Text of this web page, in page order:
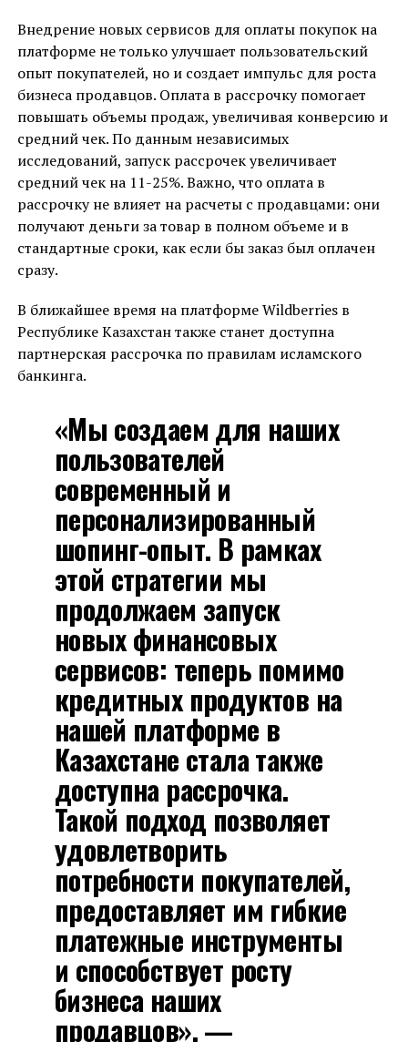
Внедрение новых сервисов для оплаты покупок на
платформе не только улучшает пользовательский
опыт покупателей, но и создает импульс для роста
бизнеса продавцов. Оплата в рассрочку помогает
повышать объемы продаж, увеличивая конверсию и
средний чек. По данным независимых
исследований, запуск рассрочек увеличивает
средний чек на 11-25%. Важно, что оплата в
рассрочку не влияет на расчеты с продавцами: они
получают деньги за товар в полном объеме и в
стандартные сроки, как если бы заказ был оплачен
сразу.
В ближайшее время на платформе Wildberries в
Республике Казахстан также станет доступна
партнерская рассрочка по правилам исламского
банкинга.
«Мы создаем для наших
пользователей
современный и
персонализированный
шопинг-опыт. В рамках
этой стратегии мы
продолжаем запуск
новых финансовых
сервисов: теперь помимо
кредитных продуктов на
нашей платформе в
Казахстане стала также
доступна рассрочка.
Такой подход позволяет
удовлетворить
потребности покупателей,
предоставляет им гибкие
платежные инструменты
и способствует росту
бизнеса наших
продавцов», —